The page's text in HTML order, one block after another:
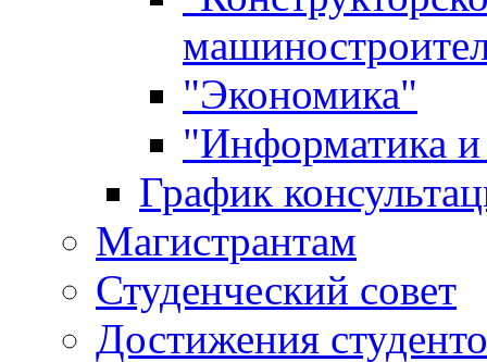
"Экономика"
"Информатика и
График
Магистрантам
Студенческий совет
Достижения